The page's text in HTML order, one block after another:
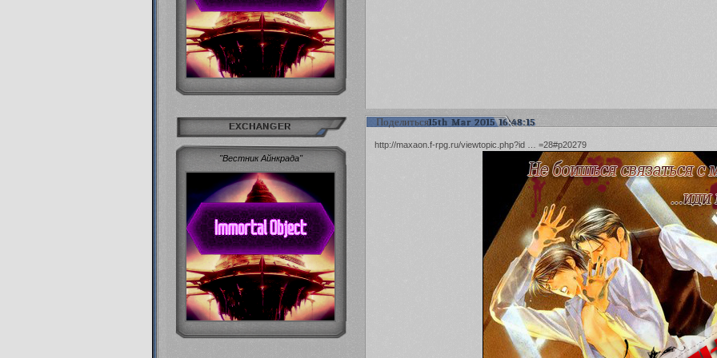
Поделиться15th Mar 2015 16:48:15
EXCHANGER
"Вестник Айнкрада"
http://maxaon.f-rpg.ru/viewtopic.php?id … =28#p20279